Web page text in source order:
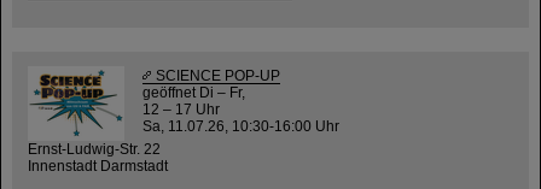
SCIENCE POP-UP
geöffnet Di – Fr,
12 – 17 Uhr
Sa, 11.07.26, 10:30-16:00 Uhr
Ernst-Ludwig-Str. 22
Innenstadt Darmstadt